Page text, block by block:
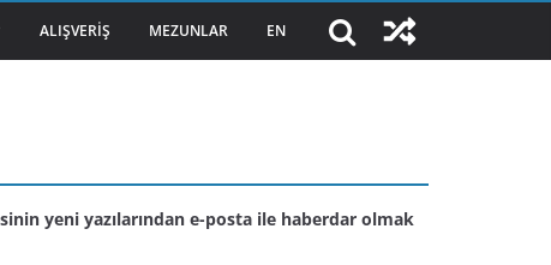
ALIŞVERIŞ MEZUNLAR EN
yeni yazılarından e-posta ile haberdar olmak